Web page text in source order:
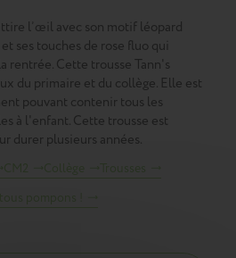
l’œil avec son motif léopard
ses touches de rose fluo qui
rentrée. Cette trousse Tann's
du primaire et du collège. Elle est
pouvant contenir tous les
à l'enfant. Cette trousse est
durer plusieurs années.